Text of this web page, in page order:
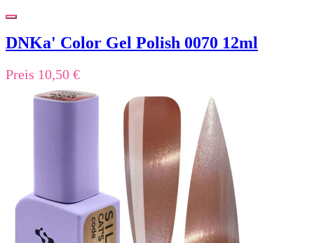
DNKa' Color Gel Polish 0070 12ml
Preis 10,50 €